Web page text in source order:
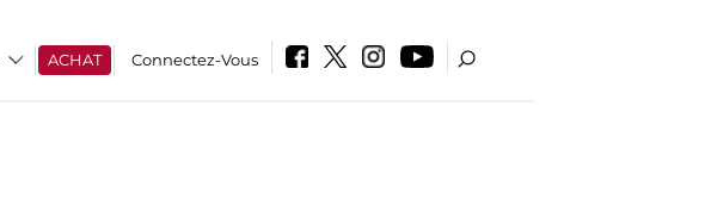
ACHAT Connectez-Vous